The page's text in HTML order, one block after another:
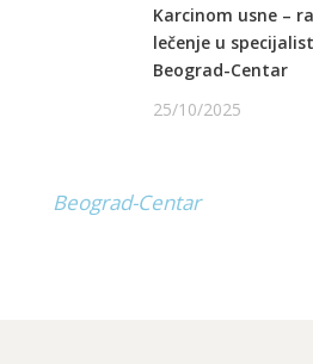
Karcinom usne –
lečenje u
Beograd-Centar
25/10/2025
Beograd-Centar